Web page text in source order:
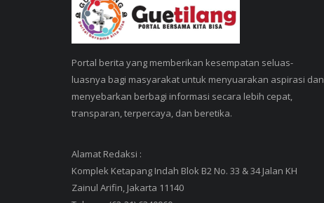
Portal berita yang memberikan kesempatan seluas-
luasnya bagi masyarakat untuk menyuarakan aspirasi dan
menyebarkan berbagi informasi secara lebih cepat,
transparan, terpercaya, dan beretika.
Alamat Redaksi :
Komplek Ketapang Indah Blok B2 No. 33 & 34 Jalan KH
Zainul Arifin, Jakarta 11140